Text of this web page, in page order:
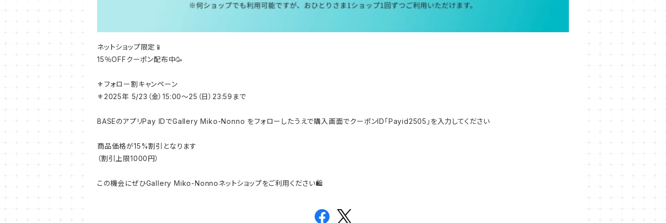
ネットショップ限定📱
15％OFFクーポン配布中🥳
⚜️フォロー割キャンペーン
⚜️2025年 5/23（金）15:00〜25（日）23:59まで
BASEのアプリPay IDでGallery Miko-Nonno をフォローしたうえで購入画面でクーポンID「Payid2505」を入力してください
商品価格が15%割引となります
（割引上限1000円）
この機会にぜひGallery Miko-Nonnoネットショップをご利用ください🛍️